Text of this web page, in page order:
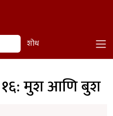
शोध
मुश आणि बुश